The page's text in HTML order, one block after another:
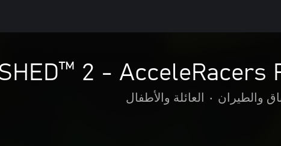
2 - AcceleRacers
والطيران • العائلة والأطفال